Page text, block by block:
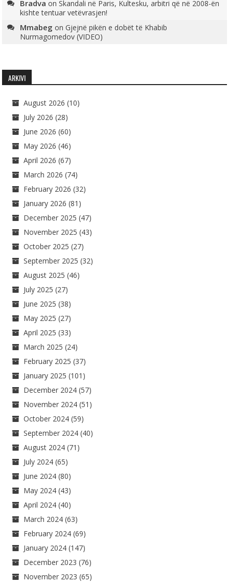
Bradva onSkandali në Paris, Kultesku, arbitri që në 2008-ën
kishte tentuar vetëvrasjen!
Mmabeg onGjejnë pikën e dobët të Khabib
Nurmagomedov (VIDEO)
ARKIVI
August 2026 (10)
July 2026 (28)
June 2026 (60)
May 2026 (46)
April 2026 (67)
March 2026 (74)
February 2026 (32)
January 2026 (81)
December 2025 (47)
November 2025 (43)
October 2025 (27)
September 2025 (32)
August 2025 (46)
July 2025 (27)
June 2025 (38)
May 2025 (27)
April 2025 (33)
March 2025 (24)
February 2025 (37)
January 2025 (101)
December 2024 (57)
November 2024 (51)
October 2024 (59)
September 2024 (40)
August 2024 (71)
July 2024 (65)
June 2024 (80)
May 2024 (43)
April 2024 (40)
March 2024 (63)
February 2024 (69)
January 2024 (147)
December 2023 (76)
November 2023 (65)